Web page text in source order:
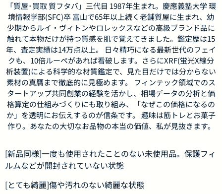
「質屋･買取 質フタバ」三代目 1987年生まれ。慶應義塾大学 環
境情報学部(SFC)卒 富山で65年以上続く老舗質屋に生まれ、幼
少期からルイ・ヴィトンやロレックスなどの高級ブランド品に
触れて本物だけが持つ質感を肌で覚えてきました。鑑定歴は15
年、査定実績は14万点以上。 日々精巧になる最新世代のフェイ
クも、10倍ルーペがあれば看破します。さらにXRF(蛍光X線分
析装置)による科学的な材質鑑定で、見た目だけでは分からない
素材の真贋まで徹底的に見極めます。 フィンテック領域でのス
タートアップ共同創業の経験を活かし、相場データの分析と価
格算定の仕組みづくりにも取り組み、「なぜこの価格になるの
か」を透明にお伝えするのが信条です。 趣味は筋トレとお菓子
作り。あなたの大切なお品物の本当の価値、私が見抜きます。
[新品同様]一度も使用されたことのない未使用品。保護フィ
ルムなどが開封されていない状態
[とても綺麗]傷や汚れのない綺麗な状態